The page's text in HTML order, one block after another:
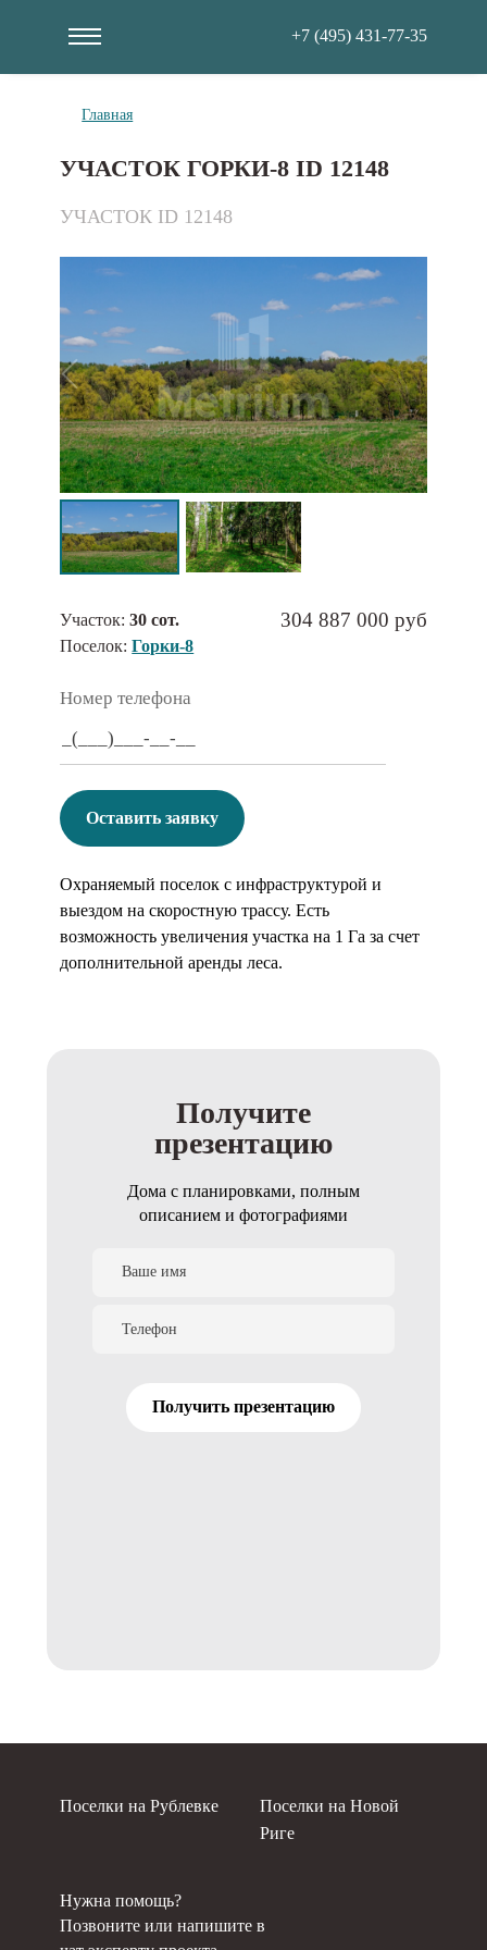
+7 (495) 431-77-35
Главная
УЧАСТОК ГОРКИ-8 ID 12148
УЧАСТОК ID 12148
Участок:30 сот.
Поселок:Горки-8
304 887 000 руб
Номер телефона
Оставить заявку
Охраняемый поселок с инфраструктурой и
выездом на скоростную трассу. Есть
возможность увеличения участка на 1 Га за счет
дополнительной аренды леса.
Получите
презентацию
Дома с планировками, полным
описанием и фотографиями
Получить презентацию
Поселки на Рублевке
Поселки на Новой
Риге
Нужна помощь?
Позвоните или напишите в